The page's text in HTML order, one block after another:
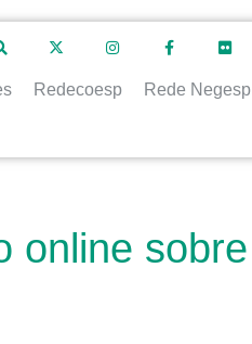
Redecoesp Rede Negesp
online sobre